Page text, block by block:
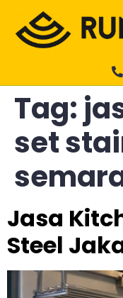
Tag:
set
Jasa
Steel